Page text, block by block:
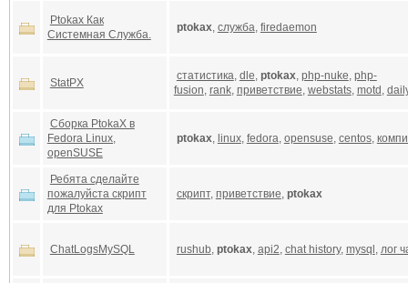
Ptokax Как
Системная Служба.
ptokax, служба, firedaemon
StatPX
статистика, dle, ptokax, php-nuke, php-
fusion, rank, приветствие, webstats, motd ,
Сборка PtokaX в
Fedora Linux,
openSUSE
ptokax, linux, fedora, opensuse, centos,
Ребята сделайте
пожалуйста скрипт
для Ptokax
скрипт, приветствие, ptokax
ChatLogsMySQL rushub, ptokax, api2, chat history, mysql , лог